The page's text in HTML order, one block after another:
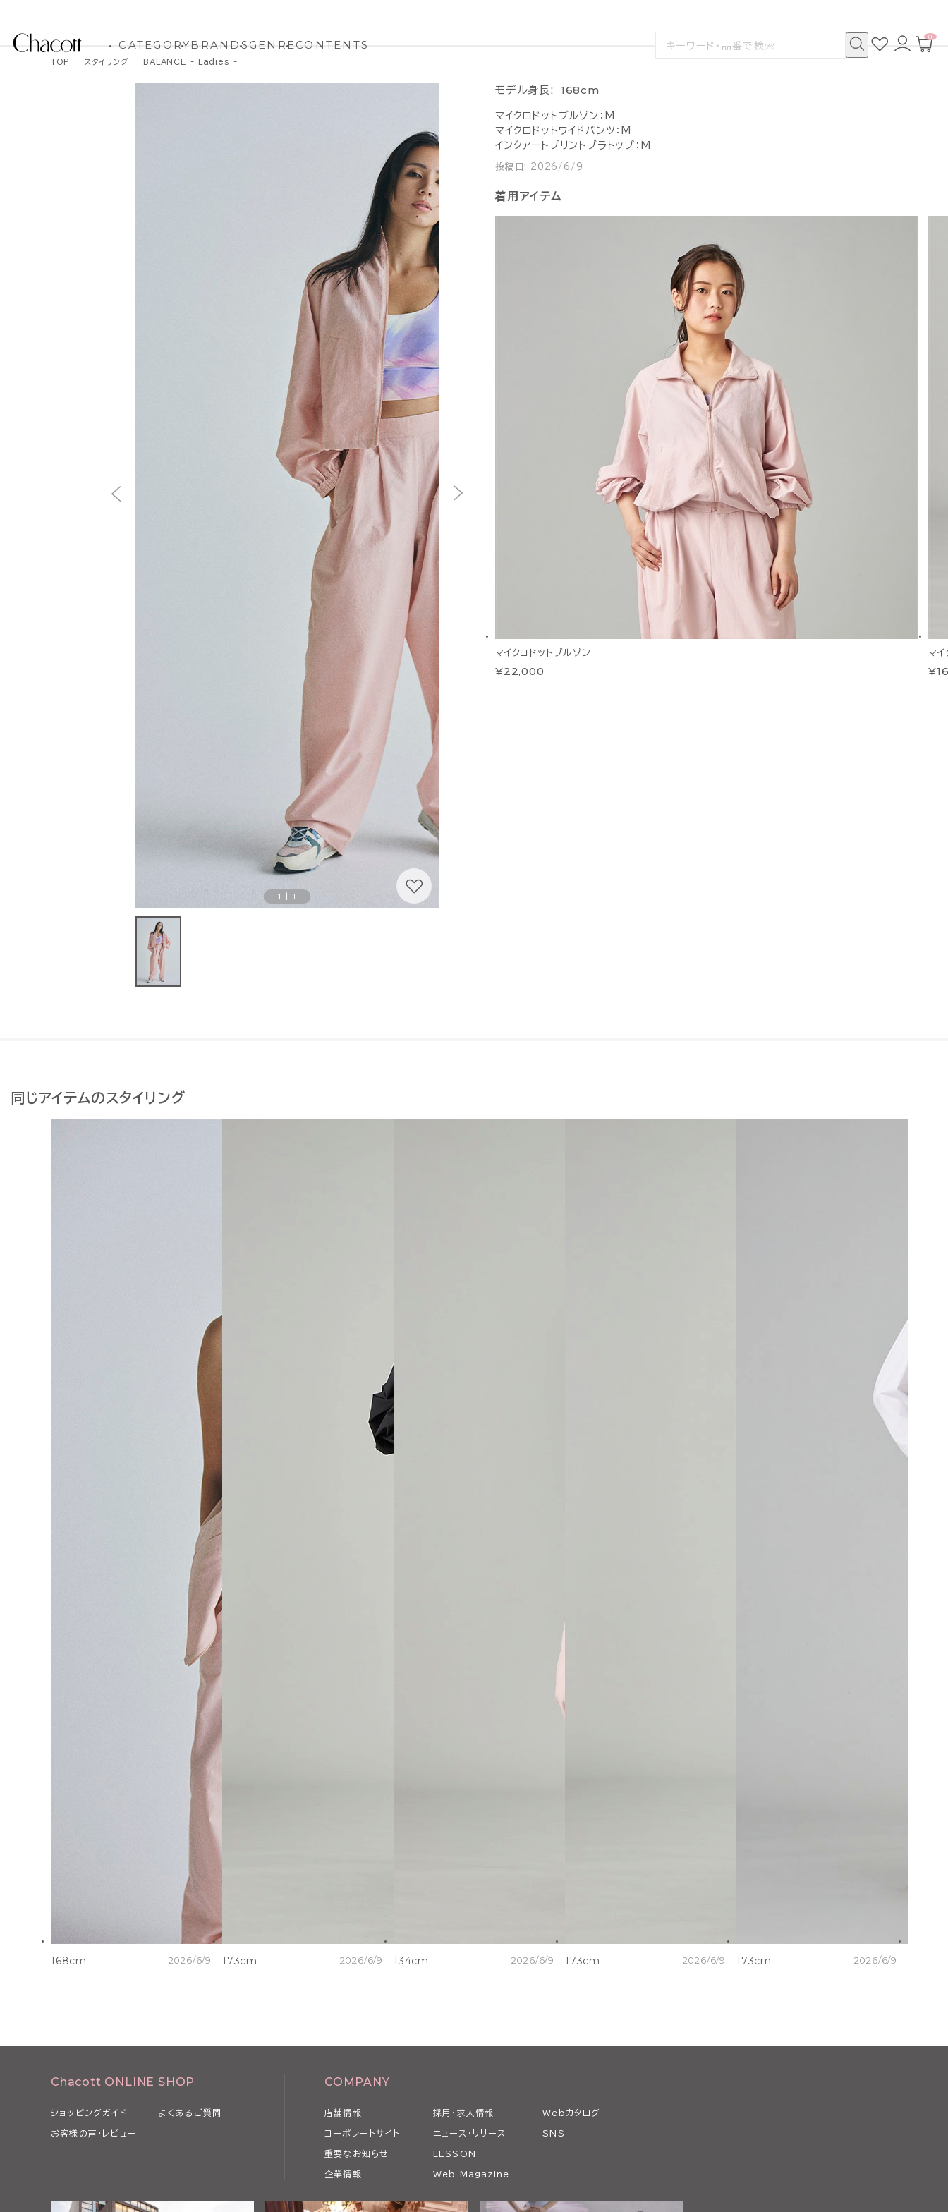
CATEGORYBRANDSGENRECONTENTS
検
お
気
ロ
グ
カ
0
TOP スタイリング BALANCE - Ladies -
1 1
モデル身長: 168cm
マイクロドットブルゾン：M
マイクロドットワイドパンツ：M
インクアートプリントブラトップ：M
投稿日: 2026/6/9
着用アイテム
マイクロドットブルゾン
¥22,000
マイ
同じアイテムのスタイリング
168cm 2026/6/9 173cm 2026/6/9 134cm 2026/6/9 173cm 2026/6/9 173cm 2026/6/9
Chacott ONLINE SHOP
ショッピングガイド よくあるご質問
お客様の声・レビュー
COMPANY
店舗情報
コーポレートサイト
重要なお知らせ
企業情報
採用・求人情報
ニュース・リリース
LESSON
Web Magazine
Webカタログ
SNS